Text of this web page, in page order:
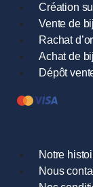
Création
Vente de
Rachat d’or
Achat de
Dépôt
Notre
Nous